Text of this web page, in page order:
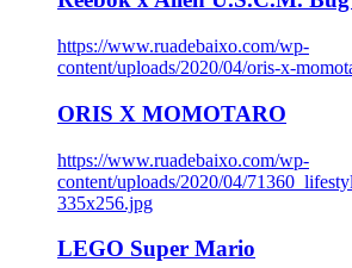
https://www.ruadebaixo.com/wp-
content/uploads/2020/04/oris-x-
ORIS X MOMOTARO
https://www.ruadebaixo.com/wp-
content/uploads/2020/04/
335x256.jpg
LEGO Super Mario